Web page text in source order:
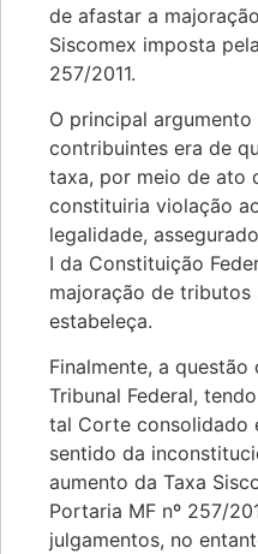
de afastar a
Siscomex imposta
257/2011.
O principal
contribuintes era de
taxa, por meio de ato
constituiria violação
legalidade,
I da Constituição
majoração de tributos
estabeleça.
Finalmente, a
Tribunal Federal,
tal Corte consolidado
sentido da
aumento da Taxa
Portaria MF nº 257/
julgamentos, no